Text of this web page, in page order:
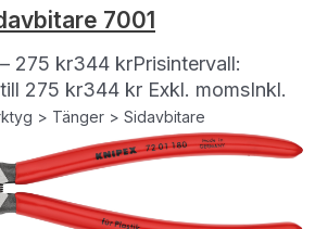
7001
– 275 kr344 krPrisintervall:
275 kr344 kr Exkl. momsInkl.
> Tänger > Sidavbitare